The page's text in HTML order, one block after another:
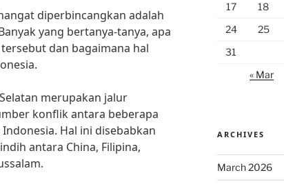
diperbincangkan adalah
yang bertanya-tanya, apa
dan bagaimana hal
merupakan jalur
konflik antara beberapa
Hal ini disebabkan
antara China, Filipina,
17
18
24
25
31
« Mar
ARCHIVES
March 2026